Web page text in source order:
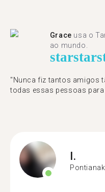
Grace usa o
ao mundo.
starstar
"Nunca fiz tantos amigos
todas essas pessoas
I.
Pontianak